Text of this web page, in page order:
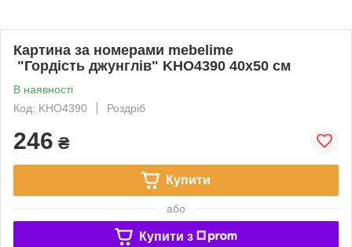
Картина за номерами mebelime
"Гордість джунглів" KHO4390 40x50 см
В наявності
Код: KHO4390
Роздріб
246 ₴
Купити
або
Купити з